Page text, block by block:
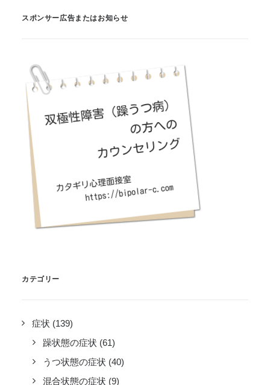
スポンサー広告またはお知らせ
カテゴリー
症状 (139)
躁状態の症状 (61)
うつ状態の症状 (40)
混合状態の症状 (9)